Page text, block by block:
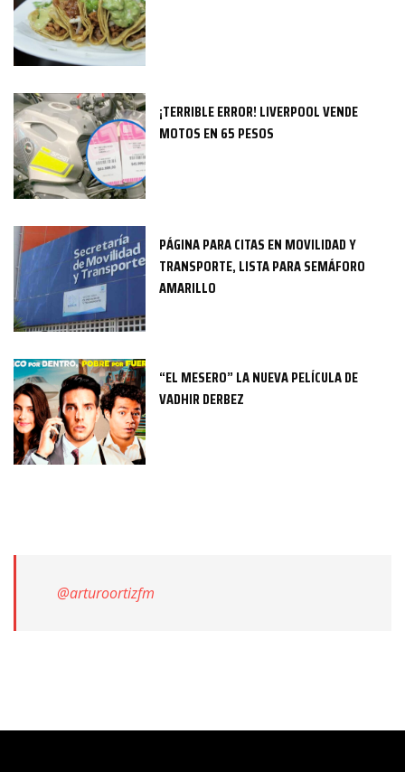
¡TERRIBLE ERROR! LIVERPOOL VENDE
MOTOS EN 65 PESOS
PÁGINA PARA CITAS EN MOVILIDAD Y
TRANSPORTE, LISTA PARA SEMÁFORO
AMARILLO
“EL MESERO” LA NUEVA PELÍCULA DE
VADHIR DERBEZ
@arturoortizfm